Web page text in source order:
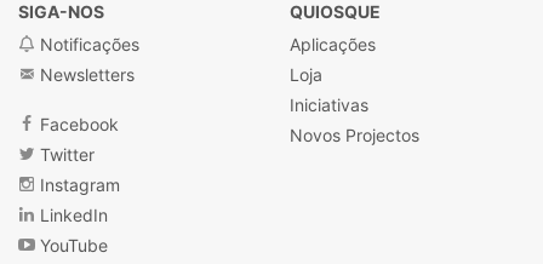
SIGA-NOS
Notificações
Newsletters
Facebook
Twitter
Instagram
LinkedIn
YouTube
QUIOSQUE
Aplicações
Loja
Iniciativas
Novos Projectos